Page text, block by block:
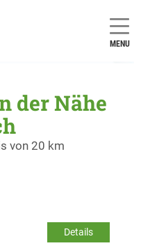
MENU
der Nähe
von 20 km
Details